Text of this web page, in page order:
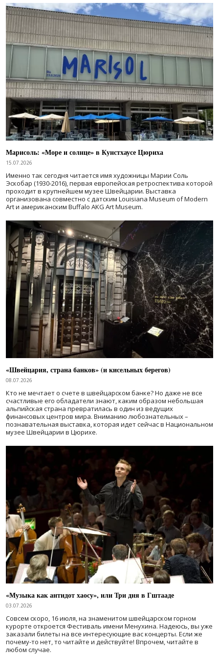
Марисоль: «Море и солнце» в Кунстхаусе Цюриха
15.07.2026
Именно так сегодня читается имя художницы Марии Соль
Эскобар (1930-2016), первая европейская ретроспектива которой
проходит в крупнейшем музее Швейцарии. Выставка
организована совместно с датским Louisiana Museum of Modern
Art и американским Buffalo AKG Art Museum.
«Швейцария, страна банков» (и кисельных берегов)
08.07.2026
Кто не мечтает о счете в швейцарском банке? Но даже не все
счастливые его обладатели знают, каким образом небольшая
альпийская страна превратилась в один из ведущих
финансовых центров мира. Вниманию любознательных –
познавательная выставка, которая идет сейчас в Национальном
музее Швейцарии в Цюрихе.
«Музыка как антидот хаосу», или Три дня в Гштааде
03.07.2026
Совсем скоро, 16 июля, на знаменитом швейцарском горном
курорте откроется Фестиваль имени Менухина. Надеюсь, вы уже
заказали билеты на все интересующие вас концерты. Если же
почему-то нет, то читайте и действуйте! Впрочем, читайте в
любом случае.